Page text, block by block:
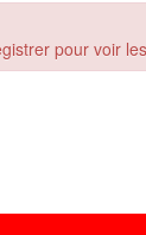
pour voir